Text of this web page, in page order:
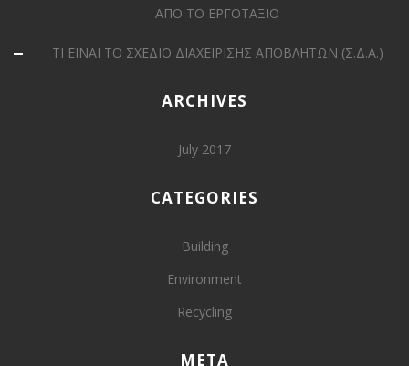
ΑΠΟ ΤΟ ΕΡΓΟΤΑΞΙΟ
ΤΙ ΕΙΝΑΙ ΤΟ ΣΧΕΔΙΟ ΔΙΑΧΕΙΡΙΣΗΣ ΑΠΟΒΛΗΤΩΝ (Σ.Δ.Α.)
ARCHIVES
July 2017
CATEGORIES
Building
Environment
Recycling
META